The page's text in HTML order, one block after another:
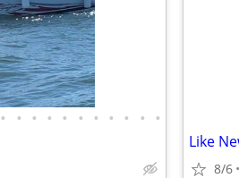
• • • • • • • • • • •
8/6